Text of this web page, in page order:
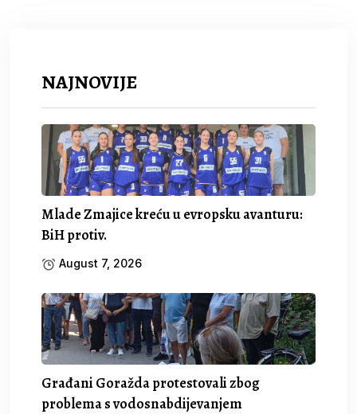
NAJNOVIJE
Mlade Zmajice kreću u evropsku avanturu:
BiH protiv.
August 7, 2026
Građani Goražda protestovali zbog
problema s vodosnabdijevanjem